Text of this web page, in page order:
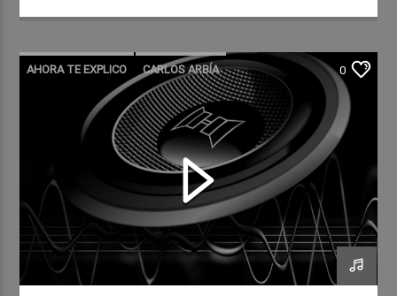
AHORA TE EXPLICO CARLOS ARBÍA 0